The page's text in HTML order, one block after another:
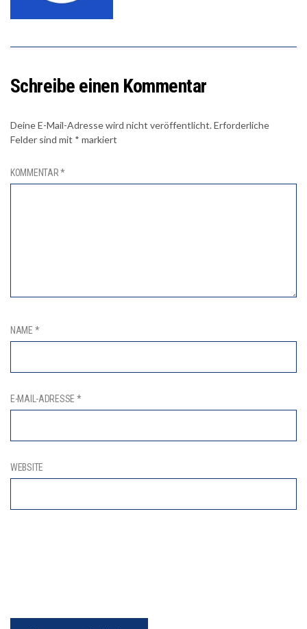
Schreibe einen Kommentar
Deine E-Mail-Adresse wird nicht veröffentlicht.Erforderliche
Felder sind mit * markiert
KOMMENTAR*
NAME *
E-MAIL-ADRESSE *
WEBSITE